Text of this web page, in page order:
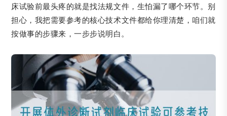
床试验前最头疼的就是找法规文件，生怕漏了哪个环节。别
担心，我把需要参考的核心技术文件都给你理清楚，咱们就
按做事的步骤来，一步步说明白。